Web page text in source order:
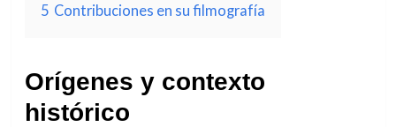
5 Contribuciones en su filmografía
Orígenes y contexto
histórico